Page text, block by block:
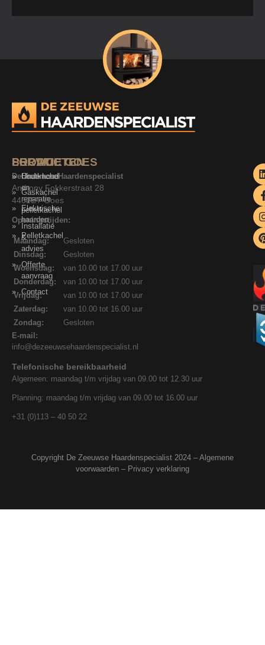
SERVICE
Onderhoud
en
reparatie
pelletkachel
Installatie
&
advies
Offerte
aanvraag
Contact
PRODUCTEN
Houtkachel
Gaskachel
Elektrische
haarden
Pelletkachel
LOCATIE GOES
De Zeeuwse Haardenspecialist
Anthony Fokkerstraat 28
4462ET Goes
Openingstijden:
Maandag:
Gesloten
Dinsdag:
Gesloten
Woensdag:
van 10.00 tot 17.00 uur
Donderdag:
van 10.00 tot 17.00 uur
Vrijdag:
van 10.00 tot 17.00 uur
Zaterdag:
van 10.00 tot 16.00 uur
Zondag:
Gesloten
E-mail:
info@dezeeuwsehaardenspecialist.nl
Telefonische bereikbaarheid
Algemeen: maandag t/m vrijdag van 09.00 tot 12.30 uur
Planning: maandag t/m vrijdag van 09.00 tot 16.00 uur
+31 (0)113 – 40 50 22
Copyright De Zeeuwse Haardenspecialist 2024 – Algemene
voorwaarden – Privacy verklaring